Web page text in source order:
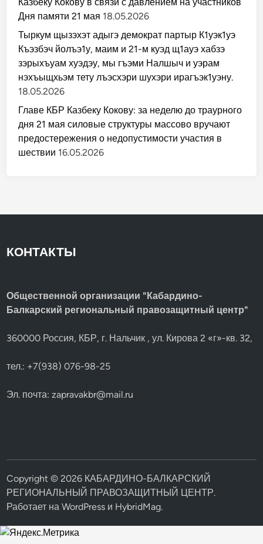
Дня памяти 21 мая 18.05.2026
Тыркум щызэхэт адыгэ демократ партыр К1уэк1уэ
Къэзбэч йолъэ1у, маим и 21-м куэд щ1ауэ хабзэ
зэрыхъуам хуэдэу, мы гъэми Налшыч и уэрам
нэхъыщхьэм тету лъэсхэри шухэри ирагъэк1уэну.
18.05.2026
Главе КБР Казбеку Кокову: за неделю до траурного
дня 21 мая силовые структуры массово вручают
предостережения о недопустимости участия в
шествии 16.05.2026
КОНТАКТЫ
Общественной организации "Кабардино-
Балкарский региональный правозащитный центр"
360000 Россия, КБР, г. Нальчик , ул. Кирова 2 «г»-кв. 32,
тел.: +7(938) 076-98-25
Эл. почта:zapravakbr@mail.ru
Copyright © 2026 КАБАРДИНО-БАЛКАРСКИЙ
РЕГИОНАЛЬНЫЙ ПРАВОЗАЩИТНЫЙ ЦЕНТР.
Работает наWordPress и HybridMag.